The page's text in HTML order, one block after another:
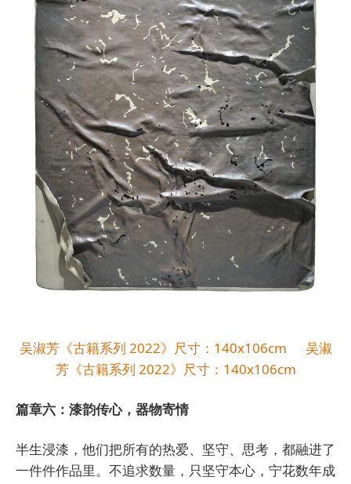
吴淑芳《古籍系列 2022》尺寸：140x106cm 吴淑
芳《古籍系列 2022》尺寸：140x106cm
篇章六：漆韵传心，器物寄情
半生浸漆，他们把所有的热爱、坚守、思考，都融进了
一件件作品里。不追求数量，只坚守本心，宁花数年成